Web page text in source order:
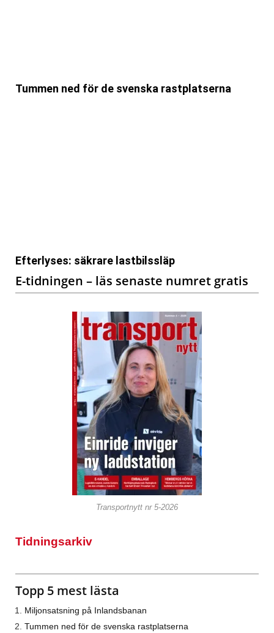
Tummen ned för de svenska rastplatserna
Efterlyses: säkrare lastbilssläp
E-tidningen – läs senaste numret gratis
Transportnytt nr 5-2026
Tidningsarkiv
Topp 5 mest lästa
Miljonsatsning på Inlandsbanan
Tummen ned för de svenska rastplatserna